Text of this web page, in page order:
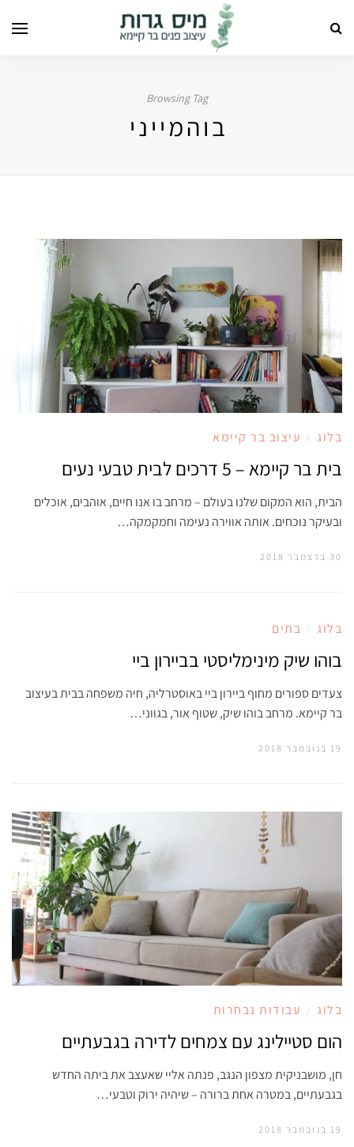
Browsing Tag
בוהמייני
בלוג / עיצוב בר קיימא
בית בר קיימא – 5 דרכים לבית טבעי נעים
הבית, הוא המקום שלנו בעולם – מרחב בו אנו חיים, אוהבים, אוכלים
ובעיקר נוכחים. אותה אווירה נעימה וחמקמקה…
30 בדצמבר 2018
בלוג / בתים
בוהו שיק מינימליסטי בביירון ביי
צעדים ספורים מחוף ביירון ביי באוסטרליה, חיה משפחה בבית בעיצוב
בר קיימא. מרחב בוהו שיק, שטוף אור, בגווני…
19 בנובמבר 2018
בלוג / עבודות נבחרות
הום סטיילינג עם צמחים לדירה בגבעתיים
חן, מושבניקית מצפון הנגב, פנתה אליי שאעצב את ביתה החדש
בגבעתיים, במטרה אחת ברורה – שיהיה ירוק וטבעי…
19 בנובמבר 2018